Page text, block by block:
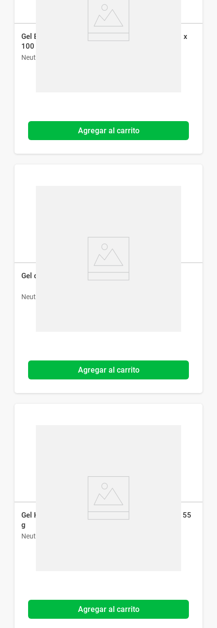
Gel Exfoliante Neutrogena Deep Clean Energizing x
100 g
Neutrogena
Agregar al carrito
Gel de Limpieza Acne Proofing x 200 ml
Neutrogena
Agregar al carrito
Gel Hidratante Neutrogena Hydro Boost Fps 25 x 55
g
Neutrogena
Agregar al carrito